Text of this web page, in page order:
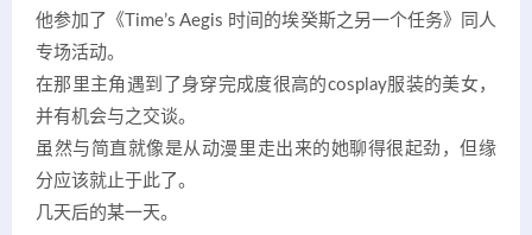
他参加了《Time’s Aegis 时间的埃癸斯之另一个任务》同人
专场活动。
在那里主角遇到了身穿完成度很高的cosplay服装的美女，
并有机会与之交谈。
虽然与简直就像是从动漫里走出来的她聊得很起劲，但缘
分应该就止于此了。
几天后的某一天。